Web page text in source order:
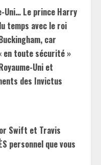
Uni… Le prince Harry
temps avec le roi
car
en toute sécurité »
Uni et
des Invictus
Swift et Travis
personnel que vous